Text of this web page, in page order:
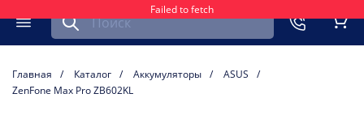
Failed to fetch
Меню
Найти запчасть для мобильного устройства
Главная Каталог Аккумуляторы
ASUS
ZenFone Max Pro ZB602KL